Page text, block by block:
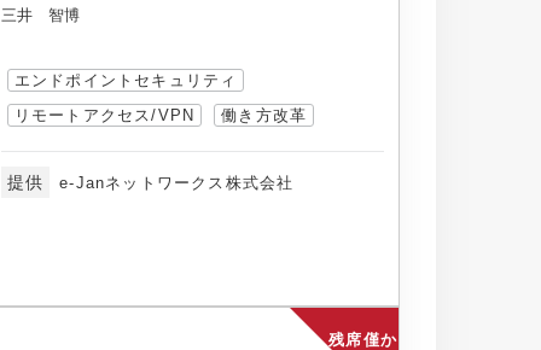
三井 智博
エンドポイントセキュリティ
リモートアクセス/VPN
働き方改革
提供 e-Janネットワークス株式会社
残席僅か